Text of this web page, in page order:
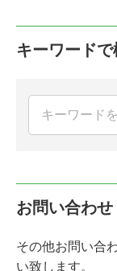
キーワードで
お問い合わせ
その他お問い合
い致します。